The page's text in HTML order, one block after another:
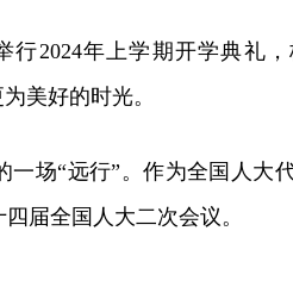
行2024年上学期开学典礼
美好的时光。
一场“远行”。作为全国人大
届全国人大二次会议。